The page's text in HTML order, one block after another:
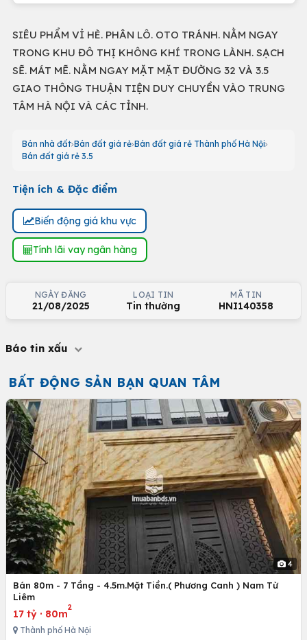
SIÊU PHẨM VỈ HÈ. PHÂN LÔ. OTO TRÁNH. NẰM NGAY
TRONG KHU ĐÔ THỊ KHÔNG KHÍ TRONG LÀNH. SẠCH
SẼ. MÁT MẼ. NẰM NGAY MẶT MẶT ĐƯỜNG 32 VÀ 3.5
GIAO THÔNG THUẬN TIỆN DUY CHUYỀN VÀO TRUNG
TÂM HÀ NỘI VÀ CÁC TỈNH.
Bán nhà đất Bán đất giá rẻ Bán đất giá rẻ Thành phố Hà Nội
Bán đất giá rẻ 3.5
Tiện ích & Đặc điểm
Biến động giá khu vực
Tính lãi vay ngân hàng
NGÀY ĐĂNG
21/08/2025
LOẠI TIN
Tin thường
MÃ TIN
HNI140358
Báo tin xấu
BẤT ĐỘNG SẢN BẠN QUAN TÂM
4
Bán 80m - 7 Tầng - 4.5m.Mặt Tiền.( Phương Canh ) Nam Từ
Liêm
17 tỷ · 80m
2
Thành phố Hà Nội